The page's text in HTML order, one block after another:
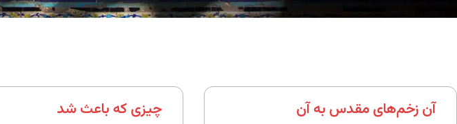
آن زخم‌های مقدس به آن چیزی که باعث شد